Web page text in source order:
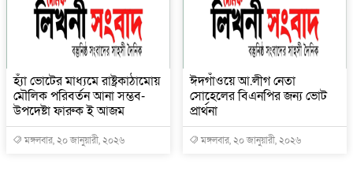
হ্যাঁ ভোটের মাধ্যমে রাষ্ট্রকাঠামোয়
মৌলিক পরিবর্তন আনা সম্ভব-
উপদেষ্টা ফারুক ই আজম
মঙ্গলবার, ২০ জানুয়ারী, ২০২৬
ঈদগাঁওয়ে আ.লীগ নেতা
সোহেলের বিএনপির জন্য ভোট
প্রার্থনা
মঙ্গলবার, ২০ জানুয়ারী, ২০২৬